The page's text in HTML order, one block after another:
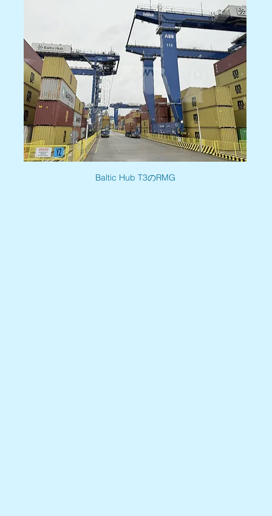
Baltic Hub T3のRMG